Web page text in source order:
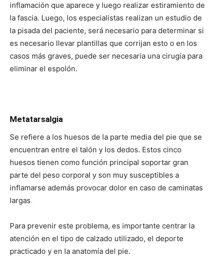
inflamación que aparece y luego realizar estiramiento de
la fascia. Luego, los especialistas realizan un estudio de
la pisada del paciente, será necesario para determinar si
es necesario llevar plantillas que corrijan esto o en los
casos más graves, puede ser necesaria una cirugía para
eliminar el espolón.
Metatarsalgia
Se refiere a los huesos de la parte media del pie que se
encuentran entre el talón y los dedos. Estos cinco
huesos tienen como función principal soportar gran
parte del peso corporal y son muy susceptibles a
inflamarse además provocar dolor en caso de caminatas
largas.
Para prevenir este problema, es importante centrar la
atención en el tipo de calzado utilizado, el deporte
practicado y en la anatomía del pie.